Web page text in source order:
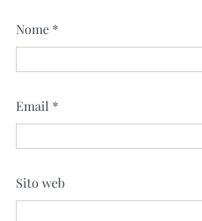
Nome *
Email *
Sito web